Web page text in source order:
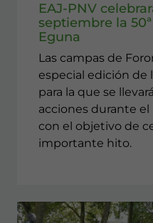
EAJ-PNV
septiembre la
Eguna
Las campas de
especial edición de
para la que se
acciones durante
con el objetivo de
importante hito.